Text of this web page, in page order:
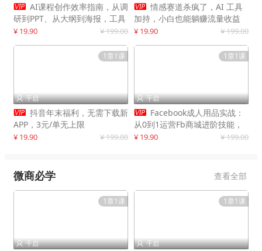
 AI课程创作效率指南，从调
研到PPT、从大纲到海报，工具
赋能，打造可持续变现产品线
¥ 19.90 ¥ 199.00
 情感赛道杀疯了，AI 工具
加持，小白也能躺赚流量收益
¥ 19.90 ¥ 199.00
1章1课
 千启
 抖音年末福利，无需下载新
APP，3元/单无上限
¥ 19.90 ¥ 199.00
1章1课
 千启
 Facebook成人用品实战：
从0到1运营Fb商城进阶技能，
快速提升订单转化与店铺收益
¥ 19.90 ¥ 199.00
微商必学 查看全部
1章1课
 千启
1章1课
 千启